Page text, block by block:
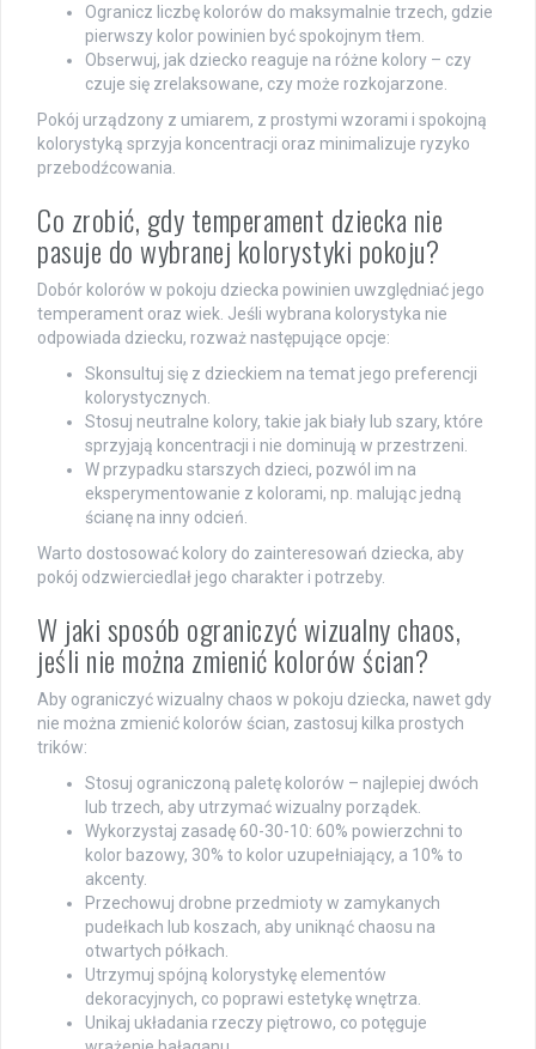
Ogranicz liczbę kolorów do maksymalnie trzech, gdzie
pierwszy kolor powinien być spokojnym tłem.
Obserwuj, jak dziecko reaguje na różne kolory – czy
czuje się zrelaksowane, czy może rozkojarzone.
Pokój urządzony z umiarem, z prostymi wzorami i spokojną
kolorystyką sprzyja koncentracji oraz minimalizuje ryzyko
przebodźcowania.
Co zrobić, gdy temperament dziecka nie
pasuje do wybranej kolorystyki pokoju?
Dobór kolorów w pokoju dziecka powinien uwzględniać jego
temperament oraz wiek. Jeśli wybrana kolorystyka nie
odpowiada dziecku, rozważ następujące opcje:
Skonsultuj się z dzieckiem na temat jego preferencji
kolorystycznych.
Stosuj neutralne kolory, takie jak biały lub szary, które
sprzyjają koncentracji i nie dominują w przestrzeni.
W przypadku starszych dzieci, pozwól im na
eksperymentowanie z kolorami, np. malując jedną
ścianę na inny odcień.
Warto dostosować kolory do zainteresowań dziecka, aby
pokój odzwierciedlał jego charakter i potrzeby.
W jaki sposób ograniczyć wizualny chaos,
jeśli nie można zmienić kolorów ścian?
Aby ograniczyć wizualny chaos w pokoju dziecka, nawet gdy
nie można zmienić kolorów ścian, zastosuj kilka prostych
trików:
Stosuj ograniczoną paletę kolorów – najlepiej dwóch
lub trzech, aby utrzymać wizualny porządek.
Wykorzystaj zasadę 60-30-10: 60% powierzchni to
kolor bazowy, 30% to kolor uzupełniający, a 10% to
akcenty.
Przechowuj drobne przedmioty w zamykanych
pudełkach lub koszach, aby uniknąć chaosu na
otwartych półkach.
Utrzymuj spójną kolorystykę elementów
dekoracyjnych, co poprawi estetykę wnętrza.
Unikaj układania rzeczy piętrowo, co potęguje